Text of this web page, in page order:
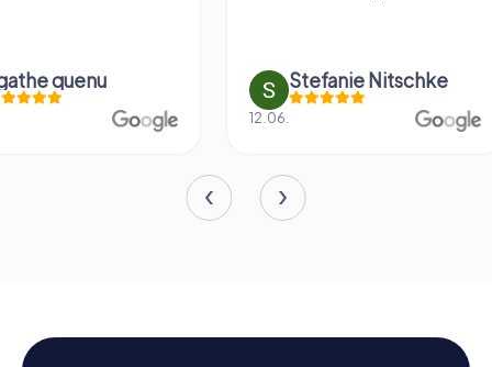
Stefanie Nitschke Doreen